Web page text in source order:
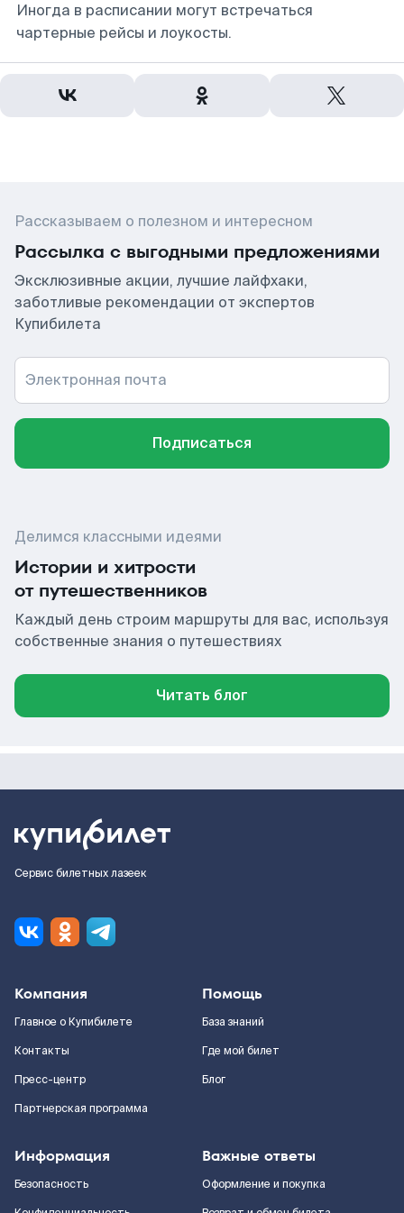
Иногда в расписании могут встречаться
чартерные рейсы и лоукосты.
Рассказываем о полезном и интересном
Рассылка с выгодными предложениями
Эксклюзивные акции, лучшие лайфхаки,
заботливые рекомендации от экспертов
Купибилета
Электронная почта
Подписаться
Делимся классными идеями
Истории и хитрости
от путешественников
Каждый день строим маршруты для вас, используя
собственные знания о путешествиях
Читать блог
Сервис билетных лазеек
Компания
Главное о Купибилете
Контакты
Пресс-центр
Партнерская программа
Помощь
База знаний
Где мой билет
Блог
Информация
Безопасность
Важные ответы
Оформление и покупка